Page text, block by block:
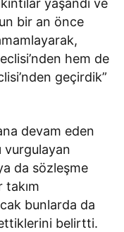
yaşandı ve
bir an önce
hem de
geçirdik”
devam eden
vurgulayan
da sözleşme
takım
bunlarda da
belirtti.